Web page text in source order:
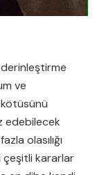
ve
edebilecek
olasılığı
çeşitli kararlar